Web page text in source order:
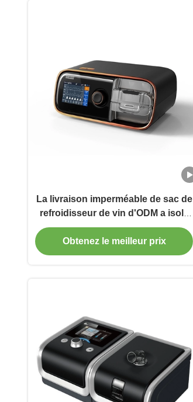
La livraison imperméable de sac de
refroidisseur de vin d'ODM a isolé
le sac chaud de nourriture pour
conserver la nourriture froide
Obtenez le meilleur prix